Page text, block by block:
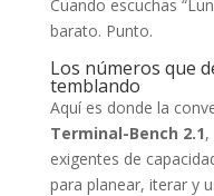
Cuando escuchas
barato. Punto.
Los números que
temblando
Aquí es donde la
Terminal-Bench 2.1,
exigentes de
para planear, iterar y